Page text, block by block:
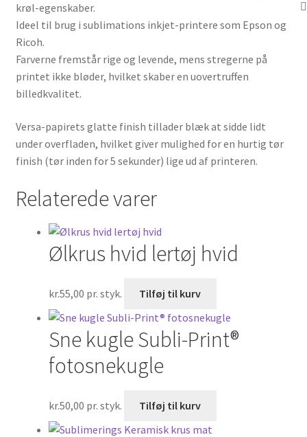
krøl-egenskaber.
Ideel til brug i sublimations inkjet-printere som Epson og
Ricoh.
Farverne fremstår rige og levende, mens stregerne på
printet ikke bløder, hvilket skaber en uovertruffen
billedkvalitet.
Versa-papirets glatte finish tillader blæk at sidde lidt
under overfladen, hvilket giver mulighed for en hurtig tør
finish (tør inden for 5 sekunder) lige ud af printeren.
Relaterede varer
Ølkrus hvid lertøj hvid
kr.55,00 pr. styk. Tilføj til kurv
Sne kugle Subli-Print®
fotosnekugle
kr.50,00 pr. styk. Tilføj til kurv